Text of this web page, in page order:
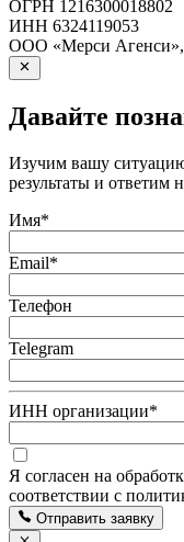
ОГРН 1216300018802
ИНН 6324119053
ООО «Мерси Агенси»,
Давайте
Изучим вашу
результаты и ответим
Имя*
Email*
Телефон
Telegram
ИНН организации*
Я согласен на
соответствии с
Отправить заявку